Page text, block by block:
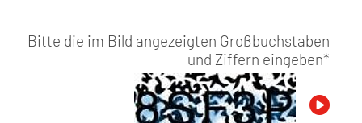
Bitte die im Bild angezeigten Großbuchstaben
und Ziffern eingeben*